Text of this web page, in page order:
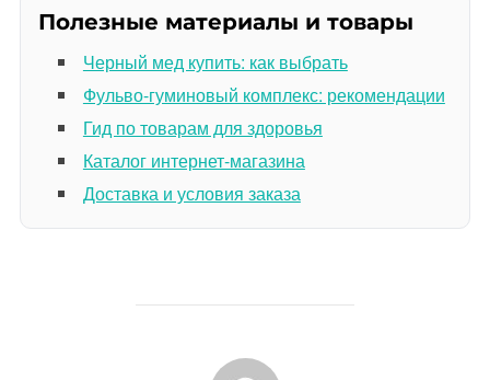
Полезные материалы и товары
Черный мед купить: как выбрать
Фульво-гуминовый комплекс: рекомендации
Гид по товарам для здоровья
Каталог интернет-магазина
Доставка и условия заказа
АВТОР ЗАПИСИ